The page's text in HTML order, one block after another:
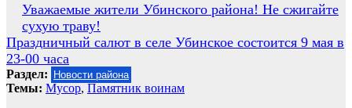
Навигация
по
записям
Уважаемые жители Убинского района! Не сжигайте
сухую траву!
Праздничный салют в селе Убинское состоится 9 мая в
23-00 часа
Раздел: Новости района
Темы: Мусор, Памятник воинам